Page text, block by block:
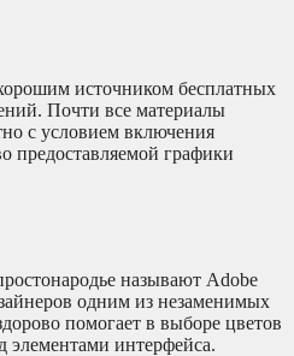
источником бесплатных
Почти все материалы
с условием включения
предоставляемой графики
называют Adobe
одним из незаменимых
помогает в выборе цветов
элементами интерфейса.